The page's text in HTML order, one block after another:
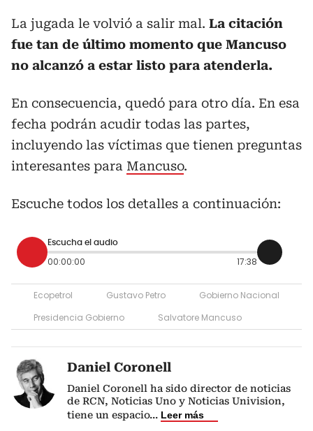
La jugada le volvió a salir mal. La citación
fue tan de último momento que Mancuso
no alcanzó a estar listo para atenderla.
En consecuencia, quedó para otro día. En esa
fecha podrán acudir todas las partes,
incluyendo las víctimas que tienen preguntas
interesantes para Mancuso.
Escuche todos los detalles a continuación:
Escucha el audio
00:00:00 17:38
Ecopetrol Gustavo Petro
Gobierno Nacional
Presidencia Gobierno
Salvatore Mancuso
Daniel Coronell
Daniel Coronell ha sido director de noticias
de RCN, Noticias Uno y Noticias Univision,
tiene un espacio... Leer más